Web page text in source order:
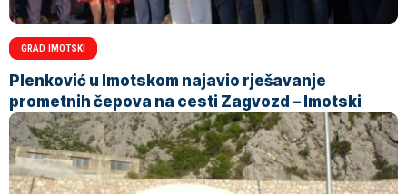
GRAD IMOTSKI
Plenković u Imotskom najavio rješavanje
prometnih čepova na cesti Zagvozd – Imotski